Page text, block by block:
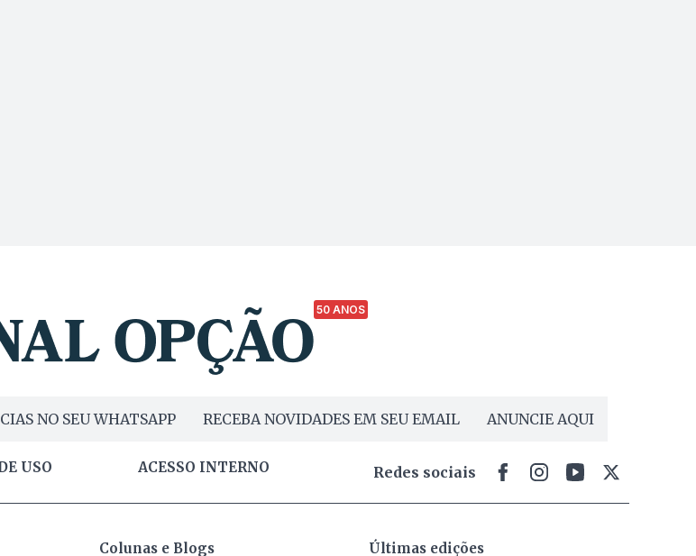
50 ANOS
NO SEU WHATSAPP RECEBA NOVIDADES EM SEU EMAIL ANUNCIE AQUI
USO ACESSO INTERNO Redes sociais
Colunas e Blogs Últimas edições